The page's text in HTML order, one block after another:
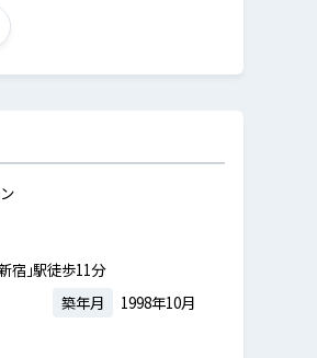
宿」駅徒歩11分
築年月 1998年10月